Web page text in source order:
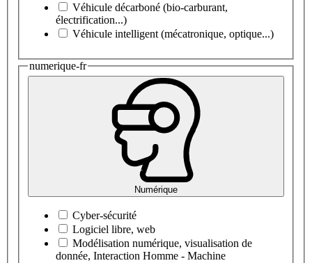
Véhicule décarboné (bio-carburant,
électrification...)
Véhicule intelligent (mécatronique, optique...)
numerique-fr
Numérique
Cyber-sécurité
Logiciel libre, web
Modélisation numérique, visualisation de
donnée, Interaction Homme - Machine